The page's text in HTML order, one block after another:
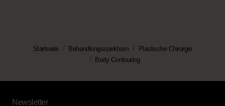
Startseite Behandlungsspektrum
Plastische Chirurgie
Body Contouring
Newsletter